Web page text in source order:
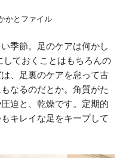
かとファイル
季節。足のケアは何かし
ておくことはもちろんの
、足裏のケアを怠って古
なるのだとか。角質がた
迫と、乾燥です。定期的
キレイな足をキープして